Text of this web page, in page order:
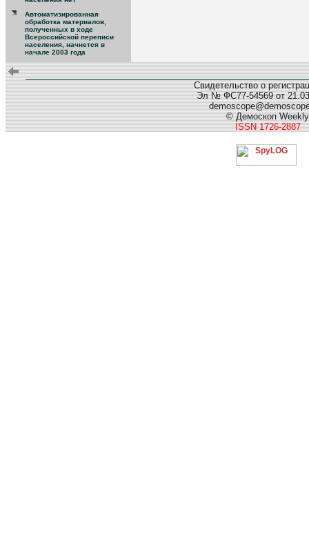
Автоматизированная
обработка материалов,
полученных в ходе
Всероссийской переписи
населения, начнется в
начале 2003 года
Свидетельство о
Эл № ФС77-54569 от
© Демоскоп Weekly
ISSN 1726-2887